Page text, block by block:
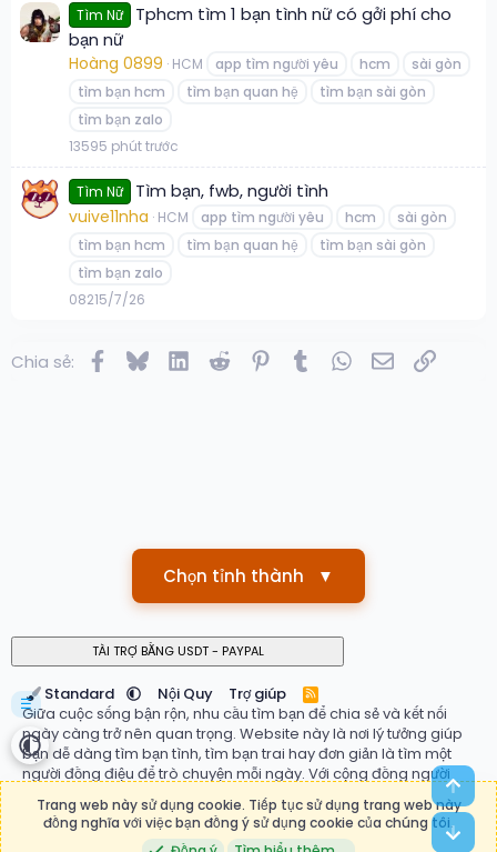
Tìm Nữ
Tphcm tìm 1 bạn tình nữ có gởi phí cho
bạn nữ
Hoàng 0899 HCM app tìm người yêu hcm
sài gòn
tìm bạn hcm
tìm bạn quan hệ
tìm bạn sài gòn
tìm bạn zalo
13595 phút trước
Tìm Nữ Tìm bạn, fwb, người tình
vuive11nha HCM app tìm người yêu hcm
sài gòn
tìm bạn hcm
tìm bạn quan hệ
tìm bạn sài gòn
tìm bạn zalo
08215/7/26
Chia sẻ: Facebook
BlueskyLinkedInReddit Pinterest
Tumblr WhatsApp
EmailLink
Chọn tỉnh thành ▼
Standard Nội Quy Trợ giúp
R
S
S
Giữa cuộc sống bận rộn, nhu cầu tìm bạn để chia sẻ và kết nối
ngày càng trở nên quan trọng. Website này là nơi lý tưởng giúp
bạn dễ dàng tìm bạn tình, tìm bạn trai hay đơn giản là tìm một
người đồng điệu để trò chuyện mỗi ngày. Với cộng đồng người
dùng đa dạng, hệ thống ghép đôi thông minh và giao diện thân
thiện, bạn có thể nhanh chóng tìm thấy mối quan hệ phù hợp với
mong muốn của mình. Đừng ngần ngại bắt đầu hành trình kết nối
Trang web này sử dụng cookie. Tiếp tục sử dụng trang web này
đồng nghĩa với việc bạn đồng ý sử dụng cookie của chúng tôi.
Top
☰